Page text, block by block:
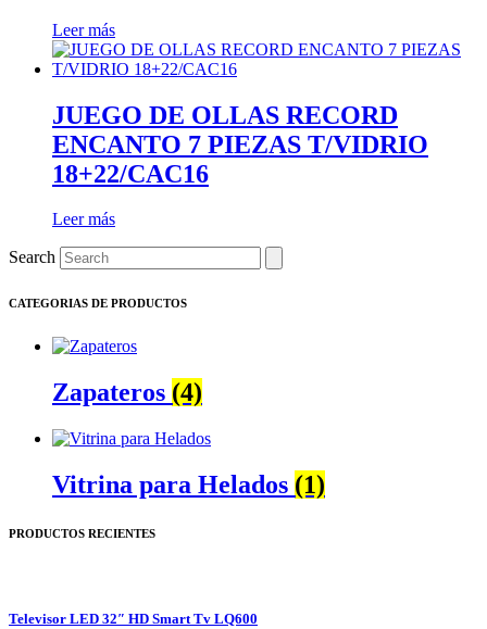
Leer más
JUEGO DE OLLAS RECORD
ENCANTO 7 PIEZAS T/VIDRIO
18+22/CAC16
Leer más
Search
CATEGORIAS DE PRODUCTOS
Zapateros (4)
Vitrina para Helados (1)
PRODUCTOS RECIENTES
Televisor LED 32″ HD Smart Tv LQ600